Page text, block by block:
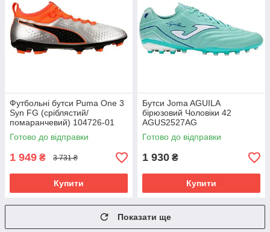
Футбольні бутси Puma One 3
Syn FG (сріблястий/
помаранчевий) 104726-01
Розмір EU: 46
Готово до відправки
1 949 ₴ 3 731 ₴
Купити
Бутси Joma AGUILA
бірюзовий Чоловіки 42
AGUS2527AG
Готово до відправки
1 930 ₴
Купити
Показати ще